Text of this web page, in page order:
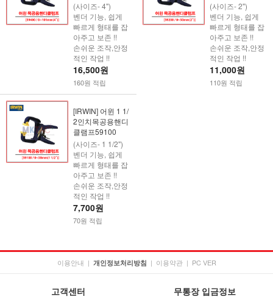
(사이즈- 4")
벤더 기능, 쉽게
빠르게 형태를 잡
아주고 보존 !!
손쉬운 조작,안정
적인 작업 !!
16,500원
160원 적립
(사이즈- 2")
벤더 기능, 쉽게
빠르게 형태를 잡
아주고 보존 !!
손쉬운 조작,안정
적인 작업 !!
11,000원
110원 적립
[IRWIN] 어윈 1 1/
2인치목공용핸디
클램프59100
(사이즈- 1 1/2")
벤더 기능, 쉽게
빠르게 형태를 잡
아주고 보존 !!
손쉬운 조작,안정
적인 작업 !!
7,700원
70원 적립
이용안내 | 개인정보처리방침 | 이용약관 | PC VER
고객센터 무통장 입금정보